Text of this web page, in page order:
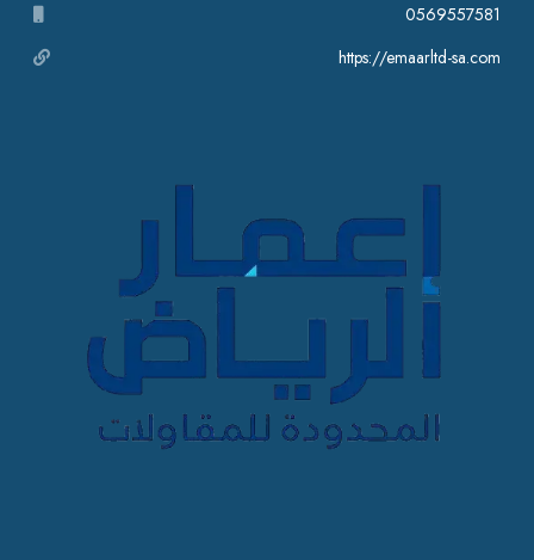
0569557581
https://emaarltd-sa.com